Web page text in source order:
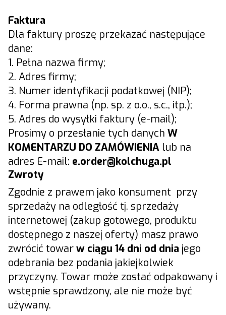
Faktura
Dla faktury proszę przekazać następujące
dane:
1. Pełna nazwa firmy;
2. Adres firmy;
3. Numer identyfikacji podatkowej (NIP);
4. Forma prawna (np. sp. z o.o., s.c., itp.);
5. Adres do wysyłki faktury (e-mail);
Prosimy o przesłanie tych danych W
KOMENTARZU DO ZAMÓWIENIA lub na
adres E-mail: e.order@kolchuga.pl
Zwroty
Zgodnie z prawem jako konsument przy
sprzedaży na odległość tj. sprzedaży
internetowej (zakup gotowego, produktu
dostępnego z naszej oferty) masz prawo
zwrócić towarw ciągu 14 dni od dnia jego
odebrania bez podania jakiejkolwiek
przyczyny. Towar może zostać odpakowany i
wstępnie sprawdzony, ale nie może być
używany.